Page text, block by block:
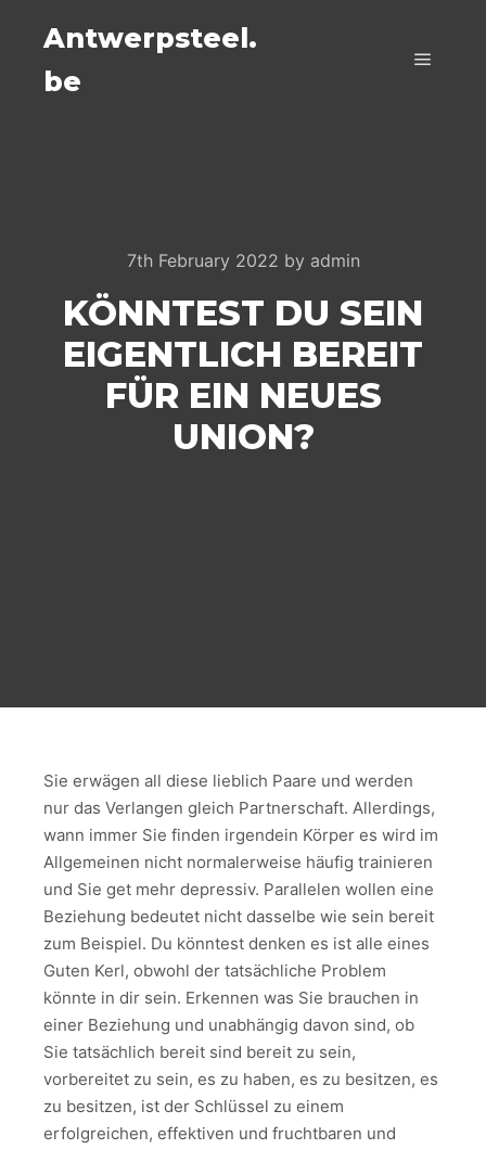
Antwerpsteel.
be
7th February 2022 by admin
KÖNNTEST DU SEIN
EIGENTLICH BEREIT
FÜR EIN NEUES
UNION?
Sie erwägen all diese lieblich Paare und werden
nur das Verlangen gleich Partnerschaft. Allerdings,
wann immer Sie finden irgendein Körper es wird im
Allgemeinen nicht normalerweise häufig trainieren
und Sie get mehr depressiv. Parallelen wollen eine
Beziehung bedeutet nicht dasselbe wie sein bereit
zum Beispiel. Du könntest denken es ist alle eines
Guten Kerl, obwohl der tatsächliche Problem
könnte in dir sein. Erkennen was Sie brauchen in
einer Beziehung und unabhängig davon sind, ob
Sie tatsächlich bereit sind bereit zu sein,
vorbereitet zu sein, es zu haben, es zu besitzen, es
zu besitzen, ist der Schlüssel zu einem
erfolgreichen, effektiven und fruchtbaren und